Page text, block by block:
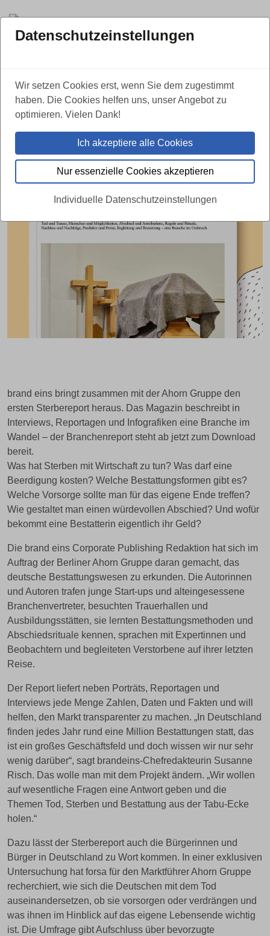
Der Sterbereport 2022: Wie tickt die
Bestattungsbranche, und wie denkt
Deutschland über den Tod?
brand eins bringt zusammen mit der Ahorn Gruppe den
ersten Sterbereport heraus. Das Magazin beschreibt in
Interviews, Reportagen und Infografiken eine Branche im
Wandel – der Branchenreport steht ab jetzt zum Download
bereit.
Was hat Sterben mit Wirtschaft zu tun? Was darf eine
Beerdigung kosten? Welche Bestattungsformen gibt es?
Welche Vorsorge sollte man für das eigene Ende treffen?
Wie gestaltet man einen würdevollen Abschied? Und wofür
bekommt eine Bestatterin eigentlich ihr Geld?
Die brand eins Corporate Publishing Redaktion hat sich im
Auftrag der Berliner Ahorn Gruppe daran gemacht, das
deutsche Bestattungswesen zu erkunden. Die Autorinnen
und Autoren trafen junge Start-ups und alteingesessene
Branchenvertreter, besuchten Trauerhallen und
Ausbildungsstätten, sie lernten Bestattungsmethoden und
Abschiedsrituale kennen, sprachen mit Expertinnen und
Beobachtern und begleiteten Verstorbene auf ihrer letzten
Reise.
Der Report liefert neben Porträts, Reportagen und
Interviews jede Menge Zahlen, Daten und Fakten und will
helfen, den Markt transparenter zu machen. „In Deutschland
finden jedes Jahr rund eine Million Bestattungen statt, das
ist ein großes Geschäftsfeld und doch wissen wir nur sehr
wenig darüber“, sagt brandeins-Chefredakteurin Susanne
Risch. Das wolle man mit dem Projekt ändern. „Wir wollen
auf wesentliche Fragen eine Antwort geben und die
Themen Tod, Sterben und Bestattung aus der Tabu-Ecke
holen.“
Dazu lässt der Sterbereport auch die Bürgerinnen und
Bürger in Deutschland zu Wort kommen. In einer exklusiven
Untersuchung hat forsa für den Marktführer Ahorn Gruppe
recherchiert, wie sich die Deutschen mit dem Tod
auseinandersetzen, ob sie vorsorgen oder verdrängen und
was ihnen im Hinblick auf das eigene Lebensende wichtig
ist. Die Umfrage gibt Aufschluss über bevorzugte
Datenschutzeinstellungen
Wir setzen Cookies erst, wenn Sie dem zugestimmt
haben. Die Cookies helfen uns, unser Angebot zu
optimieren. Vielen Dank!
Ich akzeptiere alle Cookies
Nur essenzielle Cookies akzeptieren
Individuelle Datenschutzeinstellungen